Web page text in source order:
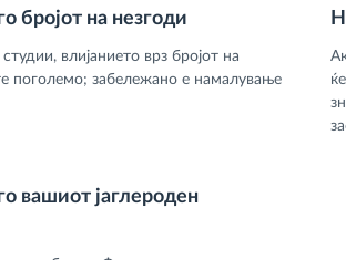
бројот на незгоди
влијанието врз бројот на
поголемо; забележано е намалување
вашиот јаглероден